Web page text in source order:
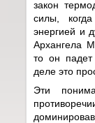
закон
силы,
энергией и
Архангела
то он
деле это
Эти